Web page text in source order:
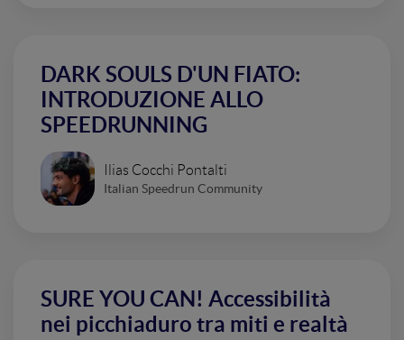
DARK SOULS D'UN FIATO:
INTRODUZIONE ALLO
SPEEDRUNNING
Ilias Cocchi Pontalti
Italian Speedrun Community
SURE YOU CAN! Accessibilità
nei picchiaduro tra miti e realtà